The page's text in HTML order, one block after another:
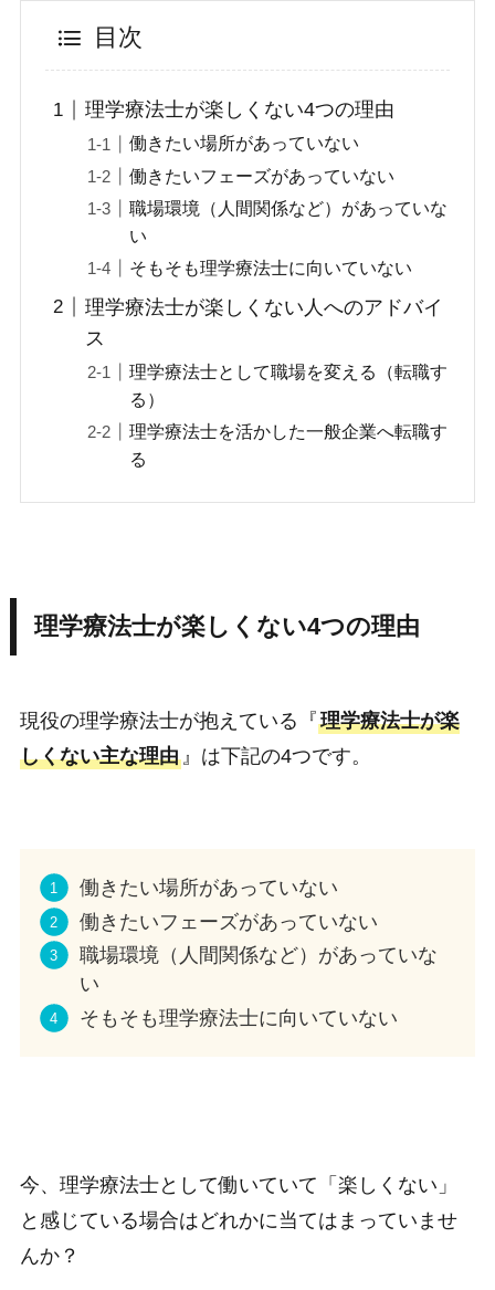
目次
理学療法士が楽しくない4つの理由
働きたい場所があっていない
働きたいフェーズがあっていない
職場環境（人間関係など）があっていな
い
そもそも理学療法士に向いていない
理学療法士が楽しくない人へのアドバイ
ス
理学療法士として職場を変える（転職す
る）
理学療法士を活かした一般企業へ転職す
る
理学療法士が楽しくない4つの理由
現役の理学療法士が抱えている『理学療法士が楽
しくない主な理由』は下記の4つです。
働きたい場所があっていない
働きたいフェーズがあっていない
職場環境（人間関係など）があっていな
い
そもそも理学療法士に向いていない
今、理学療法士として働いていて「楽しくない」
と感じている場合はどれかに当てはまっていませ
んか？